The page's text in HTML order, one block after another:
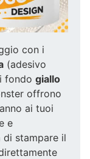
con i
(adesivo
fondo giallo
offrono
ai tuoi
e
stampare il